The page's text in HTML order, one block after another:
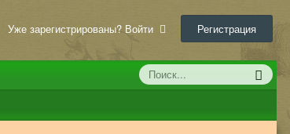
Уже зарегистрированы? Войти Регистрация